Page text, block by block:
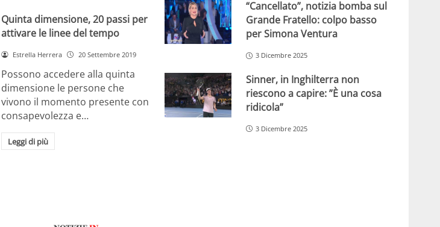
Quinta dimensione, 20 passi per
attivare le linee del tempo
Estrella Herrera 20 Settembre 2019
Possono accedere alla quinta
dimensione le persone che
vivono il momento presente con
consapevolezza e…
Leggi di più
“Cancellato”, notizia bomba sul
Grande Fratello: colpo basso
per Simona Ventura
3 Dicembre 2025
Sinner, in Inghilterra non
riescono a capire: ”È una cosa
ridicola”
3 Dicembre 2025